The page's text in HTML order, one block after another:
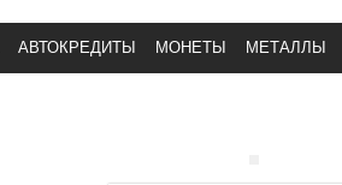
АВТОКРЕДИТЫ МОНЕТЫ МЕТАЛЛЫ